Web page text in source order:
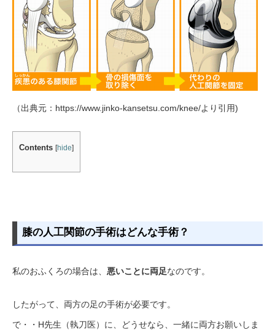
（出典元：https://www.jinko-kansetsu.com/knee/より引用)
Contents [hide]
膝の人工関節の手術はどんな手術？
私のおふくろの場合は、 悪いことに両足なのです。
したがって、両方の足の手術が必要です。
で・・H先生（執刀医）に、どうせなら、一緒に両方お願いしま